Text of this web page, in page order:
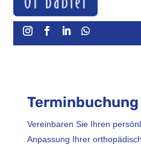
Vereinbaren Sie Ihren
Anpassung Ihrer